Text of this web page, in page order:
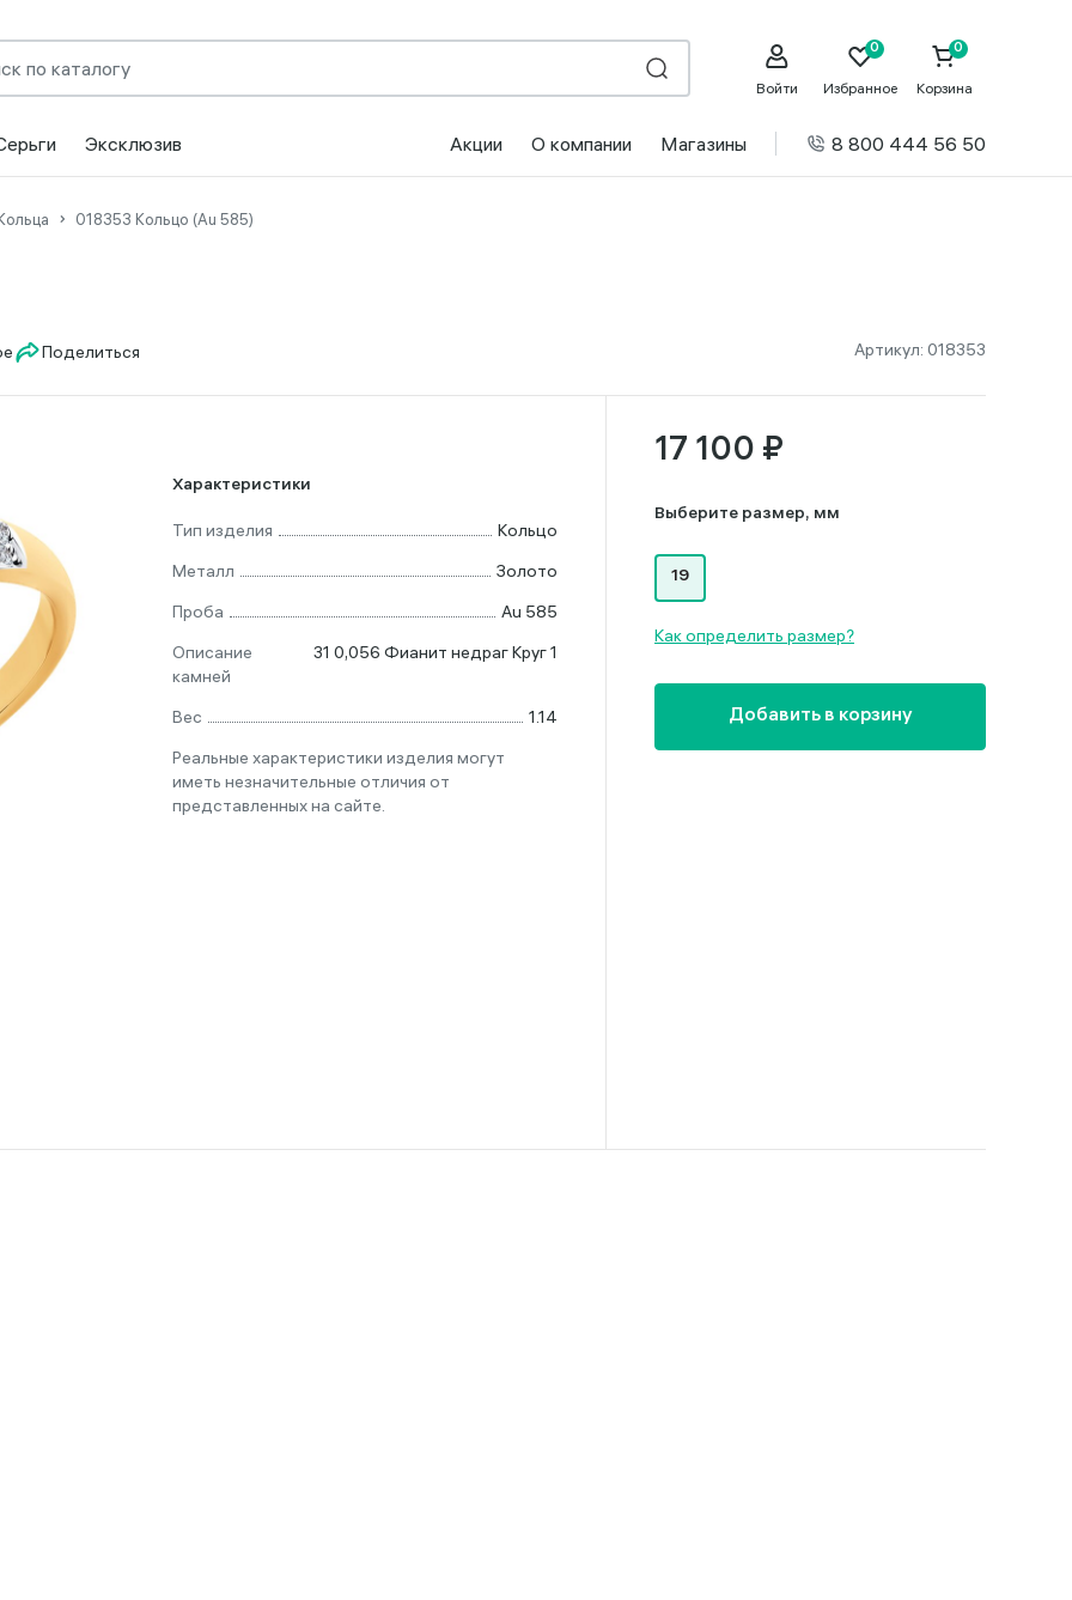
Войти Избранное Корзина
Эксклюзив Акции О компании Магазины 8 800 444 56 50
018353 Кольцо (Au 585)
Поделиться Артикул: 018353
Характеристики
Тип изделия
Кольцо
Металл
Золото
Проба
Au 585
Описание
камней
31 0,056 Фианит недраг Круг 1
Вес
1.14
Реальные характеристики изделия могут
иметь незначительные отличия от
представленных на сайте.
17 100 ₽
Выберите размер, мм
19
Как определить размер?
Добавить в корзину